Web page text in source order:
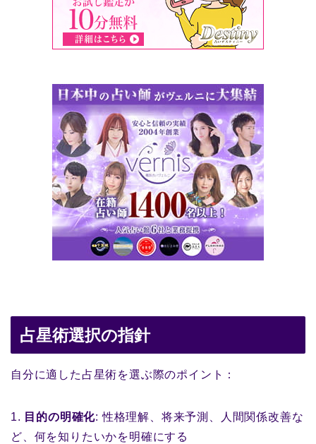
占星術選択の指針
自分に適した占星術を選ぶ際のポイント：
1. 目的の明確化: 性格理解、将来予測、人間関係改善な
ど、何を知りたいかを明確にする